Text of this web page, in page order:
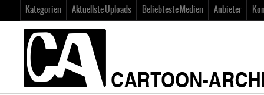
Kategorien Aktuellste Uploads Beliebteste Medien Anbieter